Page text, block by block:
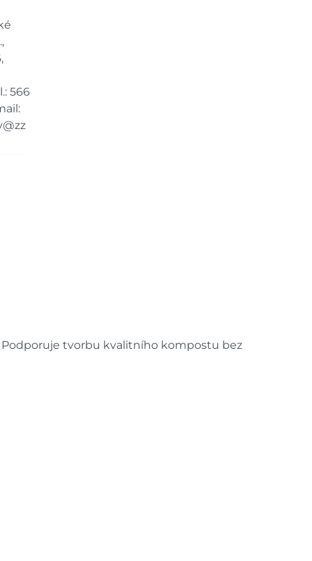
566
tvorbu kvalitního kompostu bez